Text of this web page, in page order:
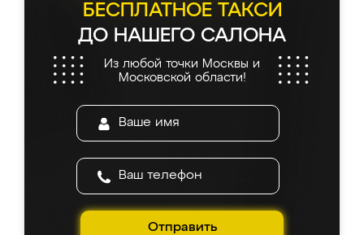
БЕСПЛАТНОЕ ТАКСИ
ДО НАШЕГО САЛОНА
Из любой точки Москвы и
Московской области!
Отправить